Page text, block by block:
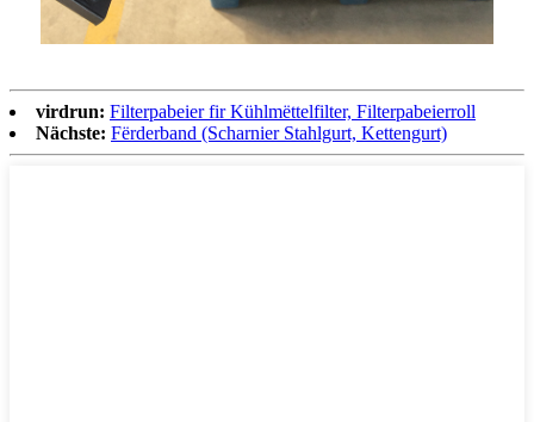
virdrun: Filterpabeier fir Kühlmëttelfilter, Filterpabeierroll
Nächste: Fërderband (Scharnier Stahlgurt, Kettengurt)